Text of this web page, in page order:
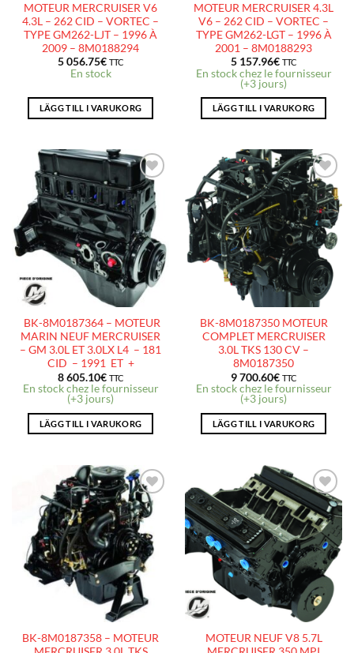
MOTEUR MERCRUISER V6
4.3L – 262 CID – VORTEC –
TYPE GM262-LJT – 1996 À
2009 – 8M0188294
5 056.75€ TTC
En stock
LÄGG TILL I VARUKORG
MOTEUR MERCRUISER 4.3L
V6 – 262 CID – VORTEC –
TYPE GM262-LGT – 1996 À
2001 – 8M0188293
5 157.96€ TTC
En stock chez le fournisseur
(+3 jours)
LÄGG TILL I VARUKORG
AJOUTER
À LA
LISTE
D’ENVIES
BK-8M0187364 – MOTEUR
MARIN NEUF MERCRUISER
– GM 3.0L ET 3.0LX L4 – 181
CID – 1991 ET +
8 605.10€ TTC
En stock chez le fournisseur
(+3 jours)
LÄGG TILL I VARUKORG
AJOUTER
À LA
LISTE
D’ENVIES
BK-8M0187350 MOTEUR
COMPLET MERCRUISER
3.0L TKS 130 CV –
8M0187350
9 700.60€ TTC
En stock chez le fournisseur
(+3 jours)
LÄGG TILL I VARUKORG
AJOUTER
À LA
LISTE
D’ENVIES
BK-8M0187358 – MOTEUR
AJOUTER
À LA
LISTE
D’ENVIES
MOTEUR NEUF V8 5.7L